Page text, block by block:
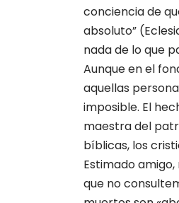
conciencia de
absoluto”
nada de lo que
Aunque en el
aquellas
imposible. El
maestra del
bíblicas, los
Estimado
que no